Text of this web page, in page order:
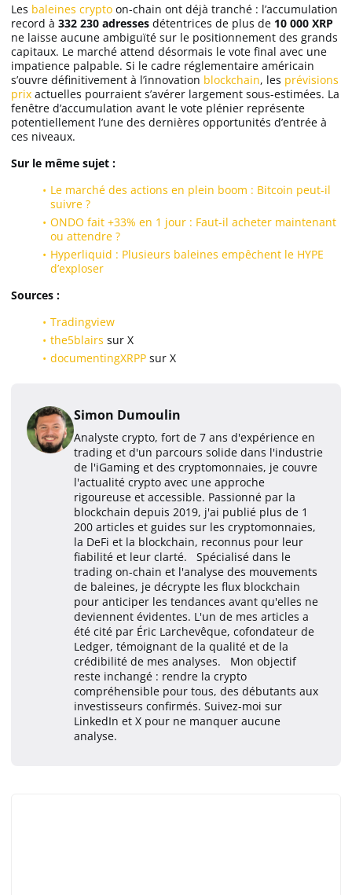
Les baleines crypto on-chain ont déjà tranché : l’accumulation
record à 332 230 adresses détentrices de plus de 10 000 XRP
ne laisse aucune ambiguïté sur le positionnement des grands
capitaux. Le marché attend désormais le vote final avec une
impatience palpable. Si le cadre réglementaire américain
s’ouvre définitivement à l’innovation blockchain, les prévisions
prix actuelles pourraient s’avérer largement sous-estimées. La
fenêtre d’accumulation avant le vote plénier représente
potentiellement l’une des dernières opportunités d’entrée à
ces niveaux.
Sur le même sujet :
Le marché des actions en plein boom : Bitcoin peut-il
suivre ?
ONDO fait +33% en 1 jour : Faut-il acheter maintenant
ou attendre ?
Hyperliquid : Plusieurs baleines empêchent le HYPE
d’exploser
Sources :
Tradingview
the5blairs sur X
documentingXRPP sur X
Simon Dumoulin
Analyste crypto, fort de 7 ans d'expérience en
trading et d'un parcours solide dans l'industrie
de l'iGaming et des cryptomonnaies, je couvre
l'actualité crypto avec une approche
rigoureuse et accessible. Passionné par la
blockchain depuis 2019, j'ai publié plus de 1
200 articles et guides sur les cryptomonnaies,
la DeFi et la blockchain, reconnus pour leur
fiabilité et leur clarté. Spécialisé dans le
trading on-chain et l'analyse des mouvements
de baleines, je décrypte les flux blockchain
pour anticiper les tendances avant qu'elles ne
deviennent évidentes. L'un de mes articles a
été cité par Éric Larchevêque, cofondateur de
Ledger, témoignant de la qualité et de la
crédibilité de mes analyses. Mon objectif
reste inchangé : rendre la crypto
compréhensible pour tous, des débutants aux
investisseurs confirmés. Suivez-moi sur
LinkedIn et X pour ne manquer aucune
analyse.